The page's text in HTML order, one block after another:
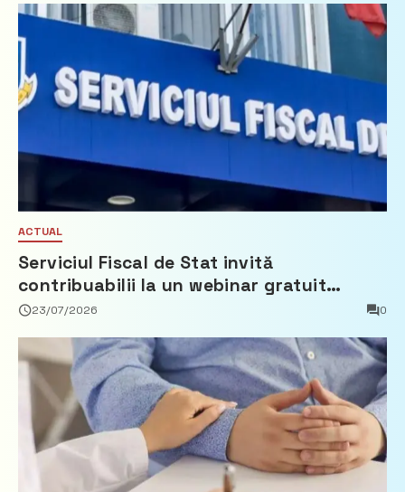
ACTUAL
Serviciul Fiscal de Stat invită
contribuabilii la un webinar gratuit
privind calculul impozitului pe bunurile
23/07/2026 0